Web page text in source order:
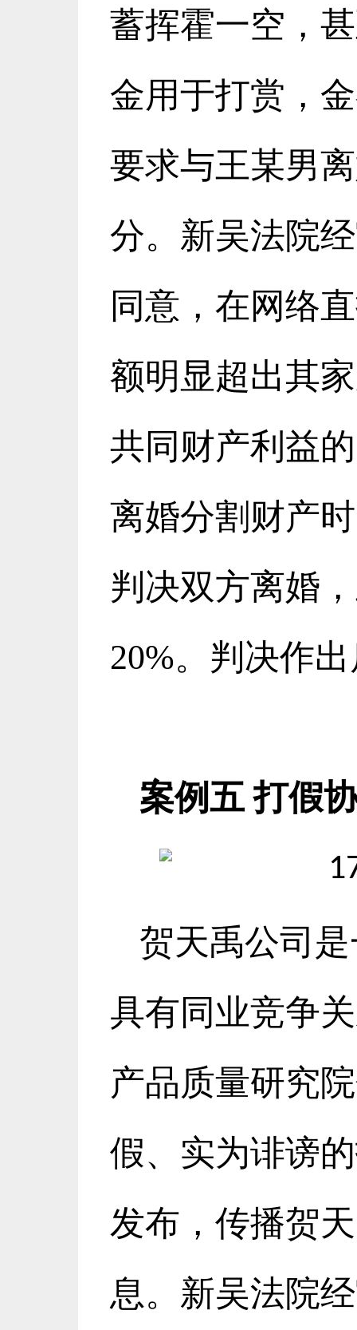
蓄挥霍一空，
金用于打赏，
要求与王某男
分。新吴法院
同意，在网络
额明显超出其
共同财产利益
离婚分割财产
判决双方离婚
20%。判决作
案例五 打假
贺天禹公司
具有同业竞争
产品质量研究
假、实为诽谤
发布，传播贺
息。新吴法院